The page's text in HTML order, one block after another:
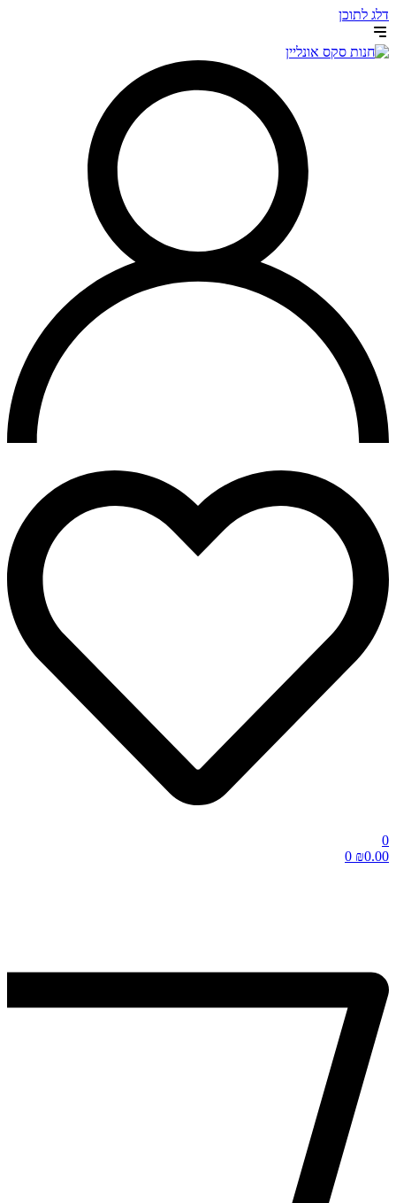
דלג לתוכן
0
₪0.00
0